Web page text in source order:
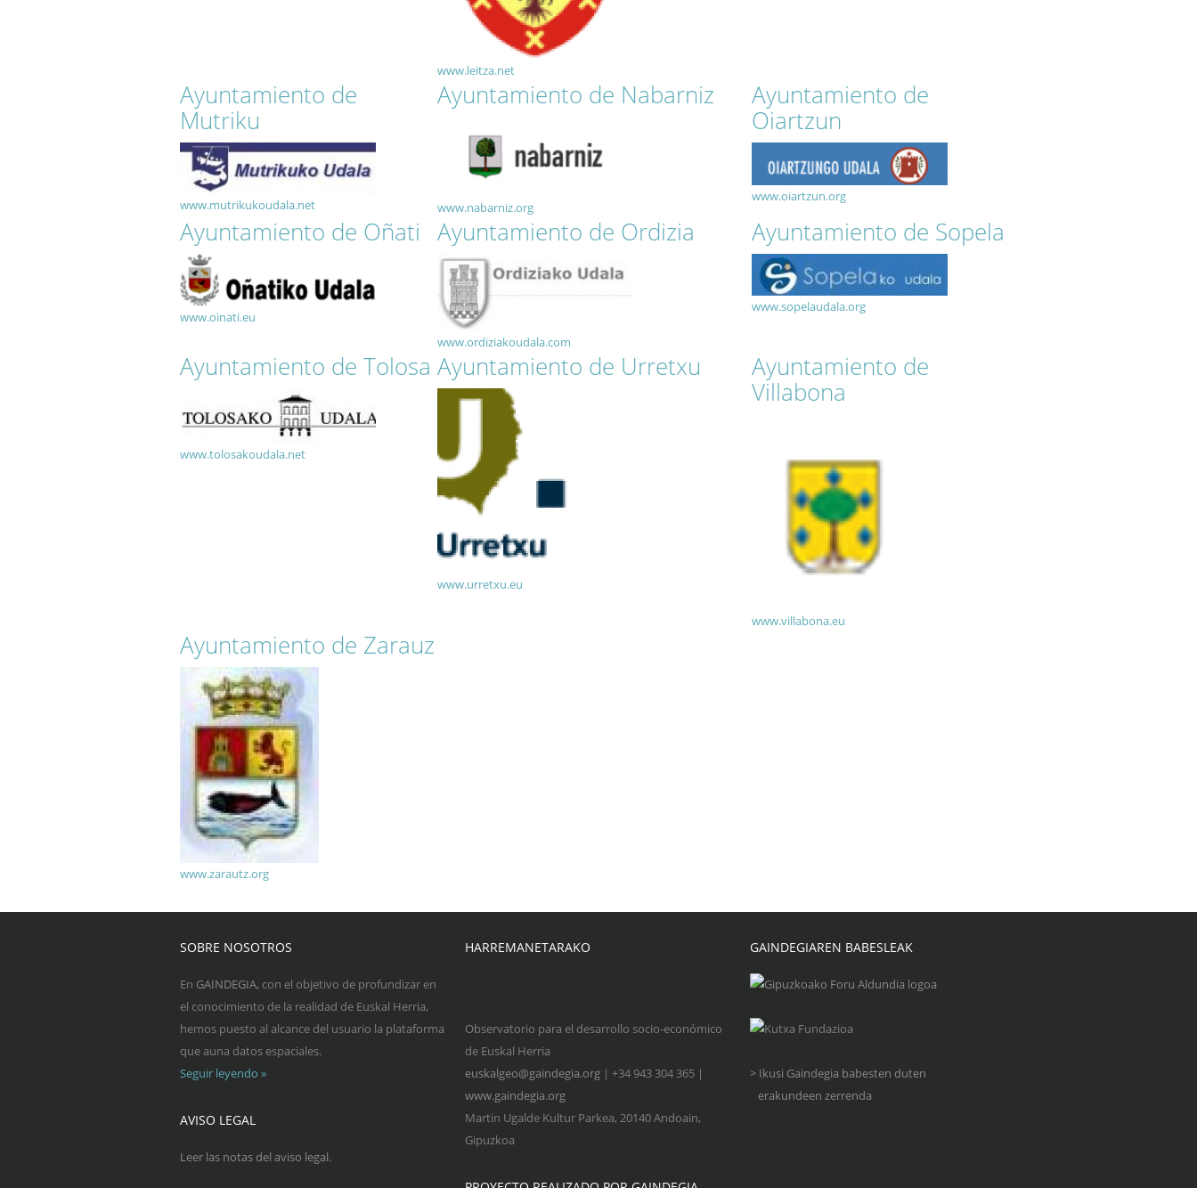
www.leitza.net
Ayuntamiento de
Mutriku
www.mutrikukoudala.net
Ayuntamiento de Nabarniz
www.nabarniz.org
Ayuntamiento de
Oiartzun
www.oiartzun.org
Ayuntamiento de Oñati
www.oinati.eu
Ayuntamiento de Ordizia
www.ordiziakoudala.com
Ayuntamiento de Sopela
www.sopelaudala.org
Ayuntamiento de Tolosa
www.tolosakoudala.net
Ayuntamiento de Urretxu
www.urretxu.eu
Ayuntamiento de
Villabona
www.villabona.eu
Ayuntamiento de Zarauz
www.zarautz.org
SOBRE NOSOTROS
En GAINDEGIA, con el objetivo de profundizar en
el conocimiento de la realidad de Euskal Herria,
hemos puesto al alcance del usuario la plataforma
que auna datos espaciales.
Seguir leyendo »
AVISO LEGAL
Leer las notas del aviso legal.
HARREMANETARAKO
Observatorio para el desarrollo socio-económico
de Euskal Herria
euskalgeo@gaindegia.org | +34 943 304 365 |
www.gaindegia.org
Martin Ugalde Kultur Parkea, 20140 Andoain,
Gipuzkoa
GAINDEGIAREN BABESLEAK
> Ikusi Gaindegia babesten duten
erakundeen zerrenda